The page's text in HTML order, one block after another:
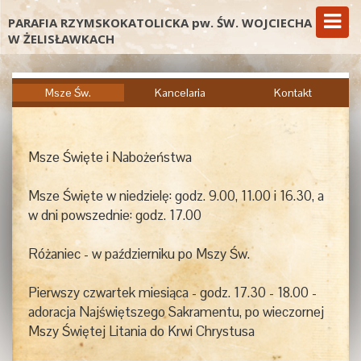
PARAFIA RZYMSKOKATOLICKA pw. ŚW. WOJCIECHA
W ŻELISŁAWKACH
Msze Św. Kancelaria Kontakt
Msze Święte i Nabożeństwa
Msze Święte w niedzielę: godz. 9.00, 11.00 i 16.30, a
w dni powszednie: godz. 17.00
Różaniec - w październiku po Mszy Św.
Pierwszy czwartek miesiąca - godz. 17.30 - 18.00 -
adoracja Najświętszego Sakramentu, po wieczornej
Mszy Świętej Litania do Krwi Chrystusa